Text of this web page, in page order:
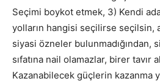
Seçimi boykot etmek, 3) Kendi
yolların hangisi seçilirse seçilsin,
siyasi özneler bulunmadığından,
sıfatına nail olamazlar, birer tavır
Kazanabilecek güçlerin kazanma